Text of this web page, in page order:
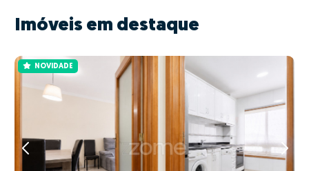
Imóveis em destaque
NOVIDADE